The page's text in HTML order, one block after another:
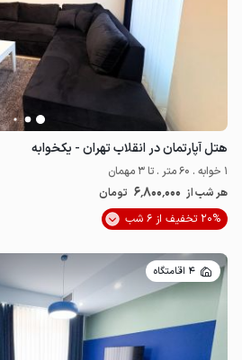
7.8میلیون ت
هتل آپارتمان در انقلاب تهران - یکخوابه
1 خوابه . 60 متر . تا 3 مهمان
هر شب از 6٬800٬000 تومان
20% تخفیف از 6 شب
4 اقامتگاه